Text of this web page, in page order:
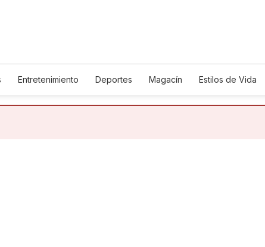
Entretenimiento Deportes Magacín Estilos de Vida